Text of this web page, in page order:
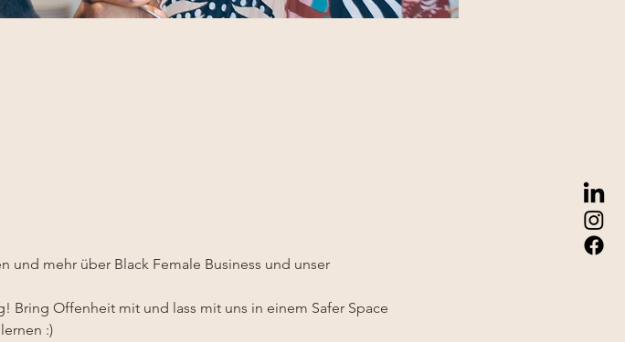
und mehr über Black Female Business und unser
Bring Offenheit mit und lass mit uns in einem Safer Space
:)